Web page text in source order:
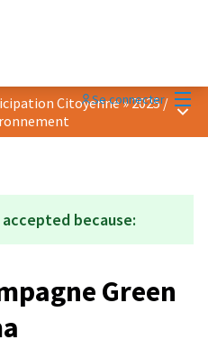
Se connecter
Citoyenne » 2025 /
because:
Green